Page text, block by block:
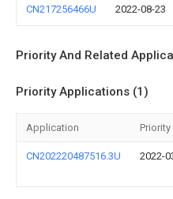
CN217256466U 2022-08-23
Priority And Related
Priority Applications (1)
Application
CN202220487516.3U 2022-